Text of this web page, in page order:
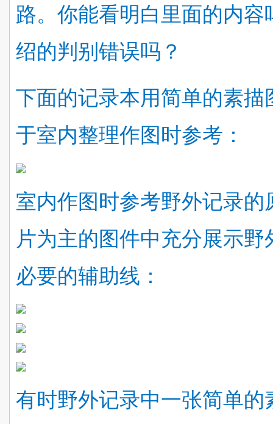
路。你能看明白里面的内
绍的判别错误吗？
下面的记录本用简单的素
于室内整理作图时参考：
室内作图时参考野外记录
片为主的图件中充分展示
必要的辅助线：
有时野外记录中一张简单